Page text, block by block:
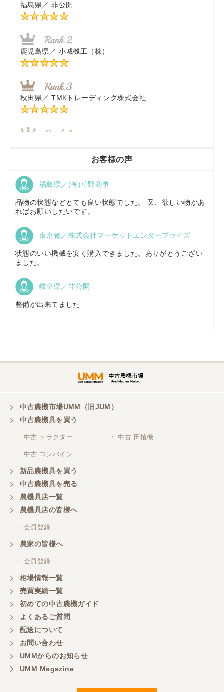
千葉県／ 株式会社テクノ・タカ
福岡県／株式会社カドワキ機械（旧ナカガワ農機商会）
東京都／
秋田県／ TMKトレーディング株式会社
福島県／ 非公開
鹿児島県／ 小城機工（株）
秋田県／ TMKトレーディング株式会社
京都府／
福島県／(有)草野商事
山形県／株式会社ノーキステージ
株式会社トミタモータース
お客様の声
福島県／(有)草野商事
品物の状態などとても良い状態でした。 又、欲しい物があ
ればお願いしたいです。
東京都／株式会社マーケットエンタープライズ
状態のいい機械を安く購入できました。ありがとうござい
ました。
岐阜県／非公開
整備が出来てました
中古農機市場UMM（旧JUM）
中古農機具を買う
・ 中古 トラクター ・ 中古 田植機
・ 中古 コンバイン
新品農機具を買う
中古農機具を売る
農機具店一覧
農機具店の皆様へ
・ 会員登録
農家の皆様へ
・ 会員登録
相場情報一覧
売買実績一覧
初めての中古農機ガイド
よくあるご質問
配送について
お問い合わせ
UMMからのお知らせ
UMM Magazine